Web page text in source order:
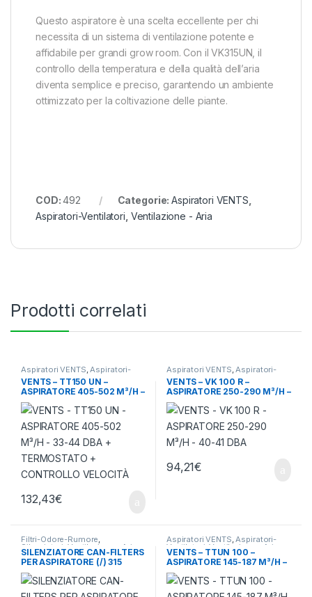
Questo aspiratore è una scelta eccellente per chi
necessita di un sistema di ventilazione potente e
affidabile per grandi grow room. Con il VK315UN, il
controllo della temperatura e della qualità dell’aria
diventa semplice e preciso, garantendo un ambiente
ottimizzato per la coltivazione delle piante.
COD:492 Categorie:Aspiratori VENTS
Aspiratori-Ventilatori Ventilazione - Aria
Prodotti correlati
Aspiratori VENTS Aspiratori-
Ventilatori ,Ventilazione - Aria
VENTS – TT150 UN –
ASPIRATORE 405-502 M³/H –
33-44 DBA + TERMOSTATO +
CONTROLLO VELOCITÀ
132,43€
Aspiratori VENTS Aspiratori-
Ventilatori,Ventilazione - Aria
VENTS – VK 100 R –
ASPIRATORE 250-290 M³/H –
40-41 DBA
94,21€
Filtri-Odore-Rumore,
Silenziatori,Ventilazione - Aria
SILENZIATORE CAN-FILTERS
PER ASPIRATORE (/) 315
Aspiratori VENTS,Aspiratori-
Ventilatori,Ventilazione - Aria
VENTS – TTUN 100 –
ASPIRATORE 145-187 M³/H –
27-36 DBA